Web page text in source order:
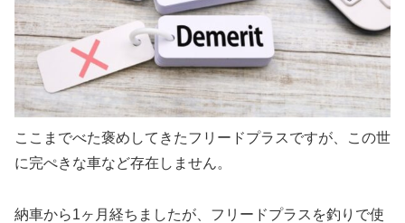
ここまでべた褒めしてきたフリードプラスですが、この世
に完ぺきな車など存在しません。
納車から1ヶ月経ちましたが、フリードプラスを釣りで使